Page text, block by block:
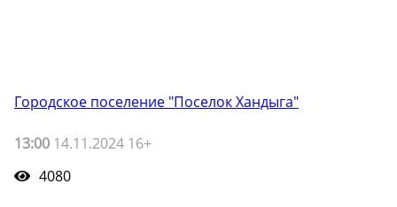
Городское поселение "Поселок Хандыга"
13:00 14.11.2024 16+
4080